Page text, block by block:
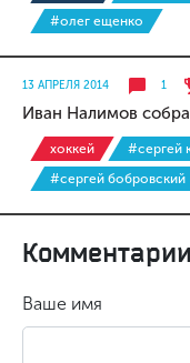
#олег ещенко
13 АПРЕЛЯ 2014 1
Иван Налимов
хоккей #сергей
#сергей бобровский
Ваше имя